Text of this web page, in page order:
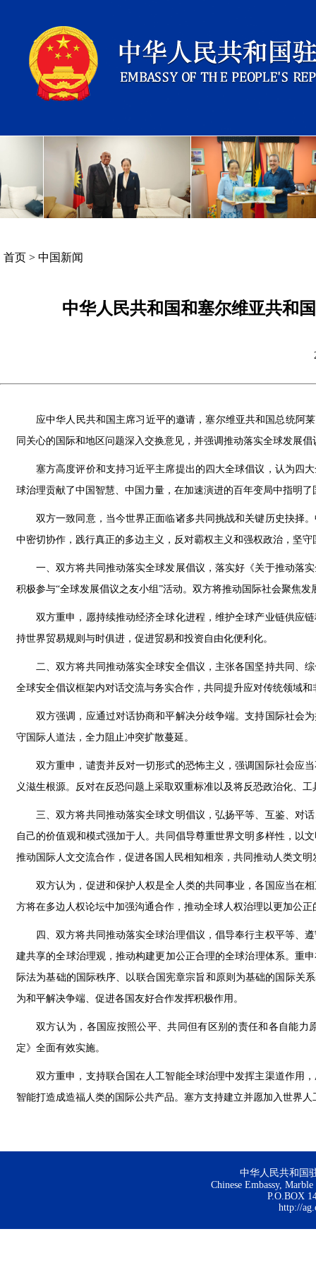
首页 > 中国新闻
中华人民共和国和塞尔维亚共和
应中华人民共和国主席习近平的邀请，塞尔维亚共和国总统阿
同关心的国际和地区问题深入交换意见，并强调推动落实全球发展
塞方高度评价和支持习近平主席提出的四大全球倡议，认为四
球治理贡献了中国智慧、中国力量，在加速演进的百年变局中指明
双方一致同意，当今世界正面临诸多共同挑战和关键历史抉择
中密切协作，践行真正的多边主义，反对霸权主义和强权政治，坚
一、双方将共同推动落实全球发展倡议，落实好《关于推动落
积极参与“全球发展倡议之友小组”活动。双方将推动国际社会聚焦
双方重申，愿持续推动经济全球化进程，维护全球产业链供应
持世界贸易规则与时俱进，促进贸易和投资自由化便利化。
二、双方将共同推动落实全球安全倡议，主张各国坚持共同、
全球安全倡议框架内对话交流与务实合作，共同提升应对传统领域
双方强调，应通过对话协商和平解决分歧争端。支持国际社会
守国际人道法，全力阻止冲突扩散蔓延。
双方重申，谴责并反对一切形式的恐怖主义，强调国际社会应
义滋生根源。反对在反恐问题上采取双重标准以及将反恐政治化、
三、双方将共同推动落实全球文明倡议，弘扬平等、互鉴、对
自己的价值观和模式强加于人。共同倡导尊重世界文明多样性，以
推动国际人文交流合作，促进各国人民相知相亲，共同推动人类文明
双方认为，促进和保护人权是全人类的共同事业，各国应当在
方将在多边人权论坛中加强沟通合作，推动全球人权治理以更加公正
四、双方将共同推动落实全球治理倡议，倡导奉行主权平等、
建共享的全球治理观，推动构建更加公正合理的全球治理体系。重
际法为基础的国际秩序、以联合国宪章宗旨和原则为基础的国际关
为和平解决争端、促进各国友好合作发挥积极作用。
双方认为，各国应按照公平、共同但有区别的责任和各自能
定》全面有效实施。
双方重申，支持联合国在人工智能全球治理中发挥主渠道作用
智能打造成造福人类的国际公共产品。塞方支持建立并愿加入世界
中华人民共和国
Chinese Embassy,
P.O.BOX
http://